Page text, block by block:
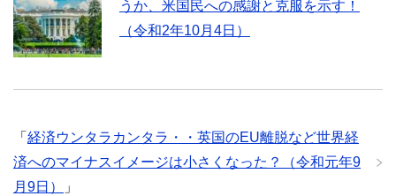
うか、米国民への感謝と克服を示す！
（令和2年10月4日）
「 経済ウンタラカンタラ・・英国のEU離脱など世界経
済へのマイナスイメージは小さくなった？（令和元年9
月9日）
」